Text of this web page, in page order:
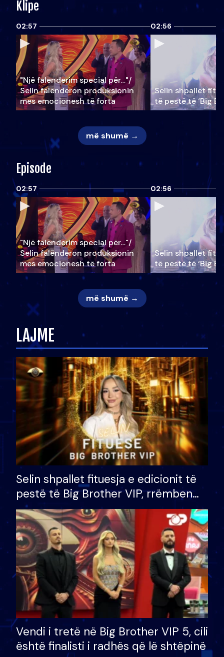
Klipe
02:57
"Një falenderim special për…"/
Selin falënderon produksionin
mes emocionesh të forta
02:56
Selin shpallet
të pestë të ‘Big
më shumë →
Episode
02:57
"Një falenderim special për…"/
Selin falënderon produksionin
mes emocionesh të forta
02:56
Selin shpallet
të pestë të ‘Big
më shumë →
LAJME
Selin shpallet fituesja e edicionit të
pestë të Big Brother VIP, rrëmben
çmimin e madh prej 100 mijë eurosh
Vendi i tretë në Big Brother VIP 5, cili
është finalisti i radhës që lë shtëpinë